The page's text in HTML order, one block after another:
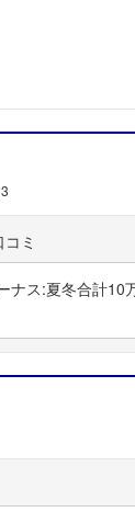
ス:夏冬合計10